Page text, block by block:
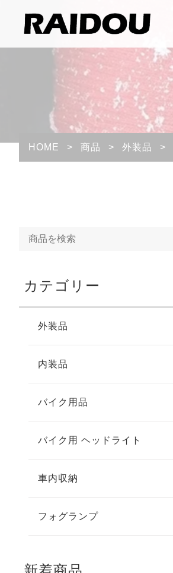
HOME > 商品 > 外装品 >
カテゴリー
外装品
内装品
バイク用品
バイク用 ヘッドライト
車内収納
フォグランプ